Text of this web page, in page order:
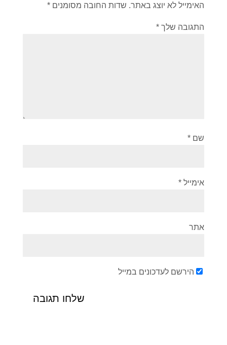
האימייל לא יוצג באתר. שדות החובה מסומנים *
התגובה שלך *
שם *
אימייל *
אתר
הירשם לעדכונים במייל